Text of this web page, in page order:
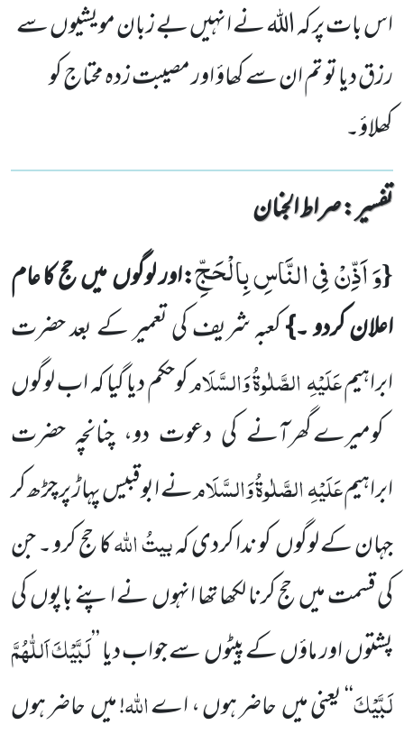
اس بات پر کہ اللہ نے انہیں بے زبان مویشیوں سے
رزق دیا تو تم ان سے کھاؤ اور مصیبت زدہ محتاج کو
کھلاؤ۔
تفسیر : ‎صراط الجنان
{وَ اَذِّنْ فِی النَّاسِ بِالْحَجِّ:اور لوگوںمیںحج کا عام
اعلان کردو ۔}کعبہ شریف کی تعمیر کے بعد حضرت
ابراہیمعَلَیْہِالصَّلٰوۃُ وَالسَّلَامکوحکم دیا گیا کہ اب لوگوں
کومیرے گھرآنے کی دعوت دو، چنانچہ حضرت
ابراہیمعَلَیْہِالصَّلٰوۃُ وَالسَّلَامنے ابوقبیس پہاڑ پر چڑھ کر
جہان کے لوگوںکو ندا کردی کہبیتُاللہکا حج کرو ۔ جن
کی قسمت میںحج کرنا لکھا تھا انہوںنے اپنے باپوںکی
پشتوںاور ماؤںکے پیٹوںسے جواب دیا ’’لَبَّیْکَ اَللّٰہُمَّ
لَبَّیْکَ‘‘یعنی میںحاضر ہوں ، اےاللّٰہ! میںحاضر ہوں